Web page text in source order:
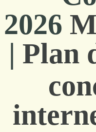
2026
| Plan